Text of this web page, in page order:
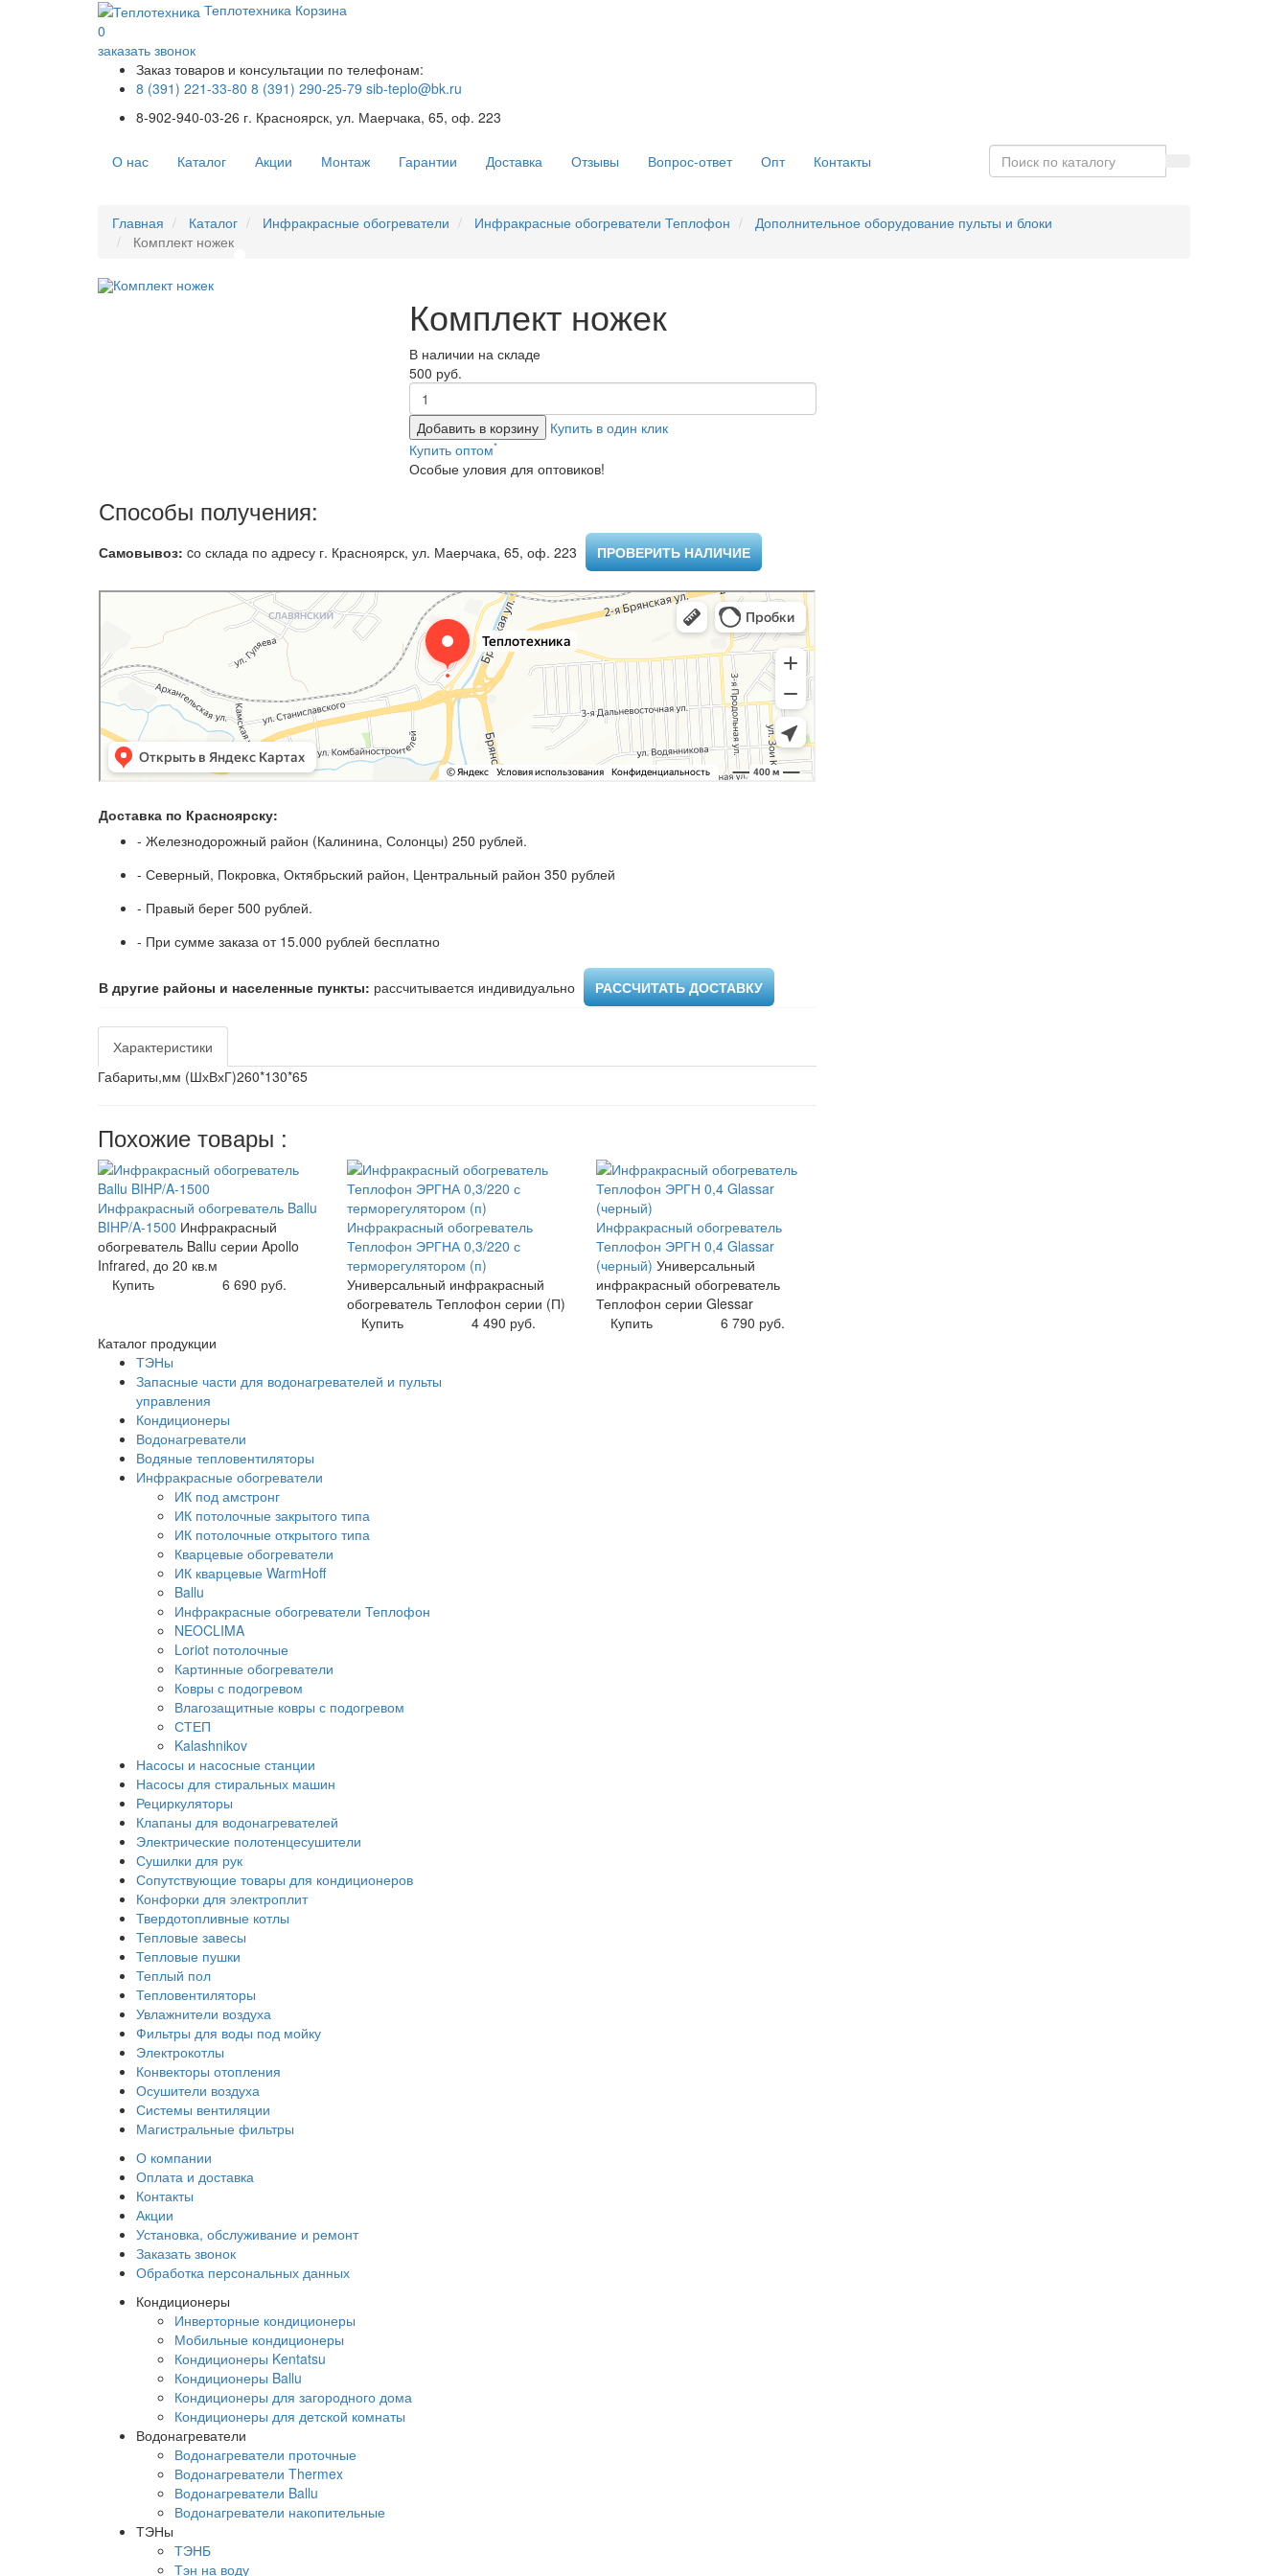
Теплотехника Корзина
0
заказать звонок
Заказ товаров и консультации по телефонам:
8 (391) 221-33-80 8 (391) 290-25-79 sib-teplo@bk.ru
8-902-940-03-26 г. Красноярск, ул. Маерчака, 65, оф. 223
О нас Каталог Акции Монтаж Гарантии Доставка Отзывы Вопрос-ответ Опт Контакты
Главная Каталог Инфракрасные обогреватели Инфракрасные обогреватели Теплофон
Дополнительное оборудование пульты и блоки
Комплект ножек
Комплект ножек
В наличии на складе
500 руб.
Добавить в корзину
Купить в один клик
Купить оптом*
Особые уловия для оптовиков!
Способы получения:
Самовывоз: cо склада по адресу г. Красноярск, ул. Маерчака, 65, оф. 223 ​ ПРОВЕРИТЬ НАЛИЧИЕ
Доставка по Красноярску:
- Железнодорожный район (Калинина, Солонцы) 250 рублей.
- Северный, Покровка, Октябрьский район, Центральный район 350 рублей
- Правый берег 500 рублей.
- При сумме заказа от 15.000 рублей бесплатно
В другие районы и населенные пункты: рассчитывается индивидуально ​ РАССЧИТАТЬ ДОСТАВКУ
Характеристики
Габариты,мм (ШхВхГ)260*130*65
Похожие товары :
Инфракрасный обогреватель Ballu
BIHP/A-1500 Инфракрасный
обогреватель Ballu серии Apollo
Infrared, до 20 кв.м
Купить
6 690 руб.
Инфракрасный обогреватель
Теплофон ЭРГНА 0,3/220 с
терморегулятором (п)
Универсальный инфракрасный
обогреватель Теплофон серии (П)
Купить
4 490 руб.
Инфракрасный обогреватель
Теплофон ЭРГН 0,4 Glassar
(черный) Универсальный
инфракрасный обогреватель
Теплофон серии Glessar
Купить
6 790 руб.
Каталог продукции
ТЭНы
Запасные части для водонагревателей и пульты
управления
Кондиционеры
Водонагреватели
Водяные тепловентиляторы
Инфракрасные обогреватели
ИК под амстронг
ИК потолочные закрытого типа
ИК потолочные открытого типа
Кварцевые обогреватели
ИК кварцевые WarmHoff
Ballu
Инфракрасные обогреватели Теплофон
NEOCLIMA
Loriot потолочные
Картинные обогреватели
Ковры с подогревом
Влагозащитные ковры с подогревом
СТЕП
Kalashnikov
Насосы и насосные станции
Насосы для стиральных машин
Рециркуляторы
Клапаны для водонагревателей
Электрические полотенцесушители
Сушилки для рук
Сопутствующие товары для кондиционеров
Конфорки для электроплит
Твердотопливные котлы
Тепловые завесы
Тепловые пушки
Теплый пол
Тепловентиляторы
Увлажнители воздуха
Фильтры для воды под мойку
Электрокотлы
Конвекторы отопления
Осушители воздуха
Системы вентиляции
Магистральные фильтры
О компании
Оплата и доставка
Контакты
Акции
Установка, обслуживание и ремонт
Заказать звонок
Обработка персональных данных
Кондиционеры
Инверторные кондиционеры
Мобильные кондиционеры
Кондиционеры Kentatsu
Кондиционеры Ballu
Кондиционеры для загородного дома
Кондиционеры для детской комнаты
Водонагреватели
Водонагреватели проточные
Водонагреватели Thermex
Водонагреватели Ballu
Водонагреватели накопительные
ТЭНы
ТЭНБ
Тэн на воду